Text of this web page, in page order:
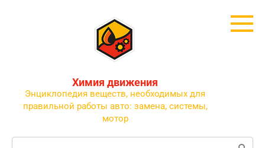
Химия движения
Энциклопедия веществ, необходимых для
правильной работы авто: замена, системы,
мотор
Поиск: